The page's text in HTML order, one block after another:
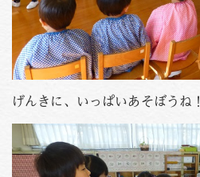
げんきに、いっぱいあそぼうね！